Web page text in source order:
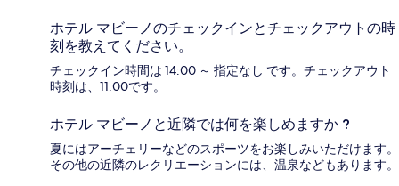
ホテル マビーノのチェックインとチェックアウトの時
刻を教えてください。
チェックイン時間は 14:00 ～ 指定なし です。チェックアウト
時刻は、11:00です。
ホテル マビーノと近隣では何を楽しめますか ?
夏にはアーチェリーなどのスポーツをお楽しみいただけます。
その他の近隣のレクリエーションには、温泉などもあります。